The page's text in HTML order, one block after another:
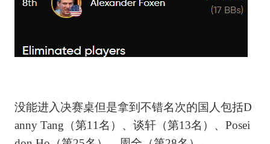
没能进入决赛桌但是拿到不错名次的国人包括D
anny Tang（第11名）、谈轩（第13名）、Posei